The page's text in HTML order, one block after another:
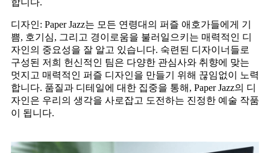
합니다.
디자인: Paper Jazz는 모든 연령대의 퍼즐 애호가들에게 기
쁨, 호기심, 그리고 경이로움을 불러일으키는 매력적인 디
자인의 중요성을 잘 알고 있습니다. 숙련된 디자이너들로
구성된 저희 헌신적인 팀은 다양한 관심사와 취향에 맞는
멋지고 매력적인 퍼즐 디자인을 만들기 위해 끊임없이 노력
합니다. 품질과 디테일에 대한 집중을 통해, Paper Jazz의 디
자인은 우리의 생각을 사로잡고 도전하는 진정한 예술 작품
이 됩니다.